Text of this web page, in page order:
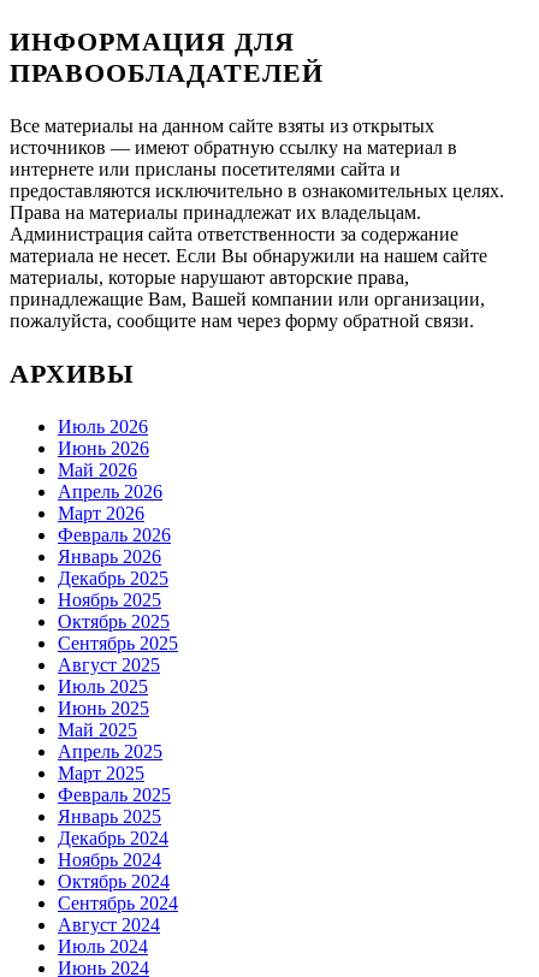
ИНФОРМАЦИЯ ДЛЯ
ПРАВООБЛАДАТЕЛЕЙ
Все материалы на данном сайте взяты из открытых
источников — имеют обратную ссылку на материал в
интернете или присланы посетителями сайта и
предоставляются исключительно в ознакомительных целях.
Права на материалы принадлежат их владельцам.
Администрация сайта ответственности за содержание
материала не несет. Если Вы обнаружили на нашем сайте
материалы, которые нарушают авторские права,
принадлежащие Вам, Вашей компании или организации,
пожалуйста, сообщите нам через форму обратной связи.
АРХИВЫ
Июль 2026
Июнь 2026
Май 2026
Апрель 2026
Март 2026
Февраль 2026
Январь 2026
Декабрь 2025
Ноябрь 2025
Октябрь 2025
Сентябрь 2025
Август 2025
Июль 2025
Июнь 2025
Май 2025
Апрель 2025
Март 2025
Февраль 2025
Январь 2025
Декабрь 2024
Ноябрь 2024
Октябрь 2024
Сентябрь 2024
Август 2024
Июль 2024
Июнь 2024